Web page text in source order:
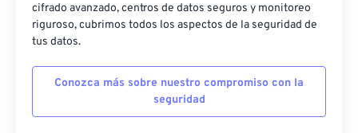
cifrado avanzado, centros de datos seguros y monitoreo
riguroso, cubrimos todos los aspectos de la seguridad de
tus datos.
Conozca más sobre nuestro compromiso con la
seguridad